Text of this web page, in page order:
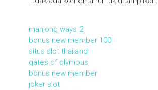
mahjong ways 2
bonus new member 100
situs slot thailand
gates of olympus
bonus new member
joker slot